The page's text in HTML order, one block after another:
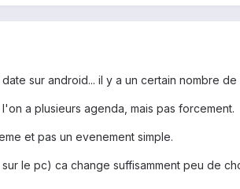
sur android... il y a un certain nombre
a plusieurs agenda, mais pas forcement.
et pas un evenement simple.
le pc) ca change suffisamment peu de